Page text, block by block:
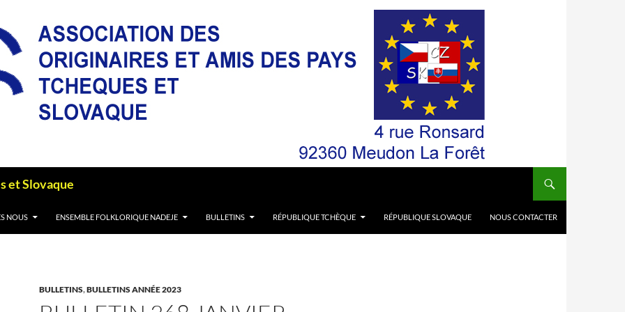
et Slovaque
NOUS ENSEMBLE FOLKLORIQUE NADEJE BULLETINS RÉPUBLIQUE TCHÈQUE RÉPUBLIQUE SLOVAQUE NOUS CONTACTER
BULLETINS,BULLETINS ANNÉE 2023